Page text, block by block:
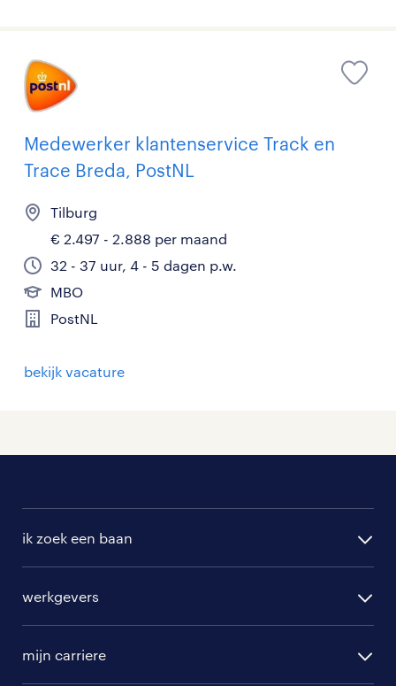
Medewerker klantenservice Track en
Trace Breda, PostNL
Tilburg
€ 2.497 - 2.888 per maand
32 - 37 uur, 4 - 5 dagen p.w.
MBO
PostNL
bekijk vacature
ik zoek een baan
randstad professional
werkgevers
mijn carriere